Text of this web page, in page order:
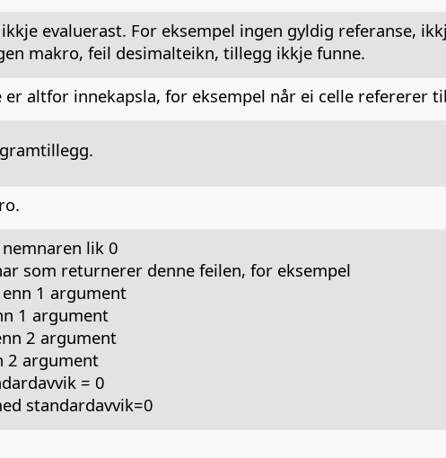
evaluerast. For eksempel ingen gyldig referanse,
makro, feil desimalteikn, tillegg ikkje funne.
er altfor innekapsla, for eksempel når ei celle refererer
lik 0
som returnerer denne feilen, for eksempel
enn 1 argument
1 argument
2 argument
2 argument
= 0
standardavvik=0